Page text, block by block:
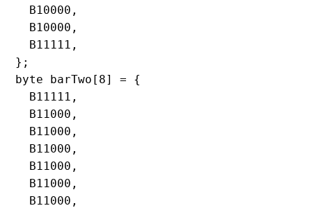
  B10000,
  B10000,
  B11111,
};
byte barTwo[8] = {
  B11111,
  B11000,
  B11000,
  B11000,
  B11000,
  B11000,
  B11000,